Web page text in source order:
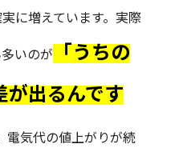
に増えています。実際
いのが「うちの
が出るんです
電気代の値上がりが続